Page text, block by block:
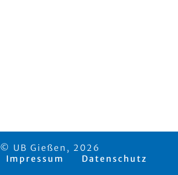
© UB Gießen, 2026
Impressum
Datenschutz